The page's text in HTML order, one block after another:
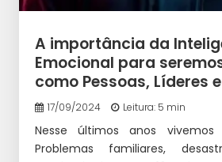
A importância da
Emocional para
como Pessoas, Líderes
17/09/2024 Leitura: 5 min
Nesse últimos anos vivemos
Problemas familiares,